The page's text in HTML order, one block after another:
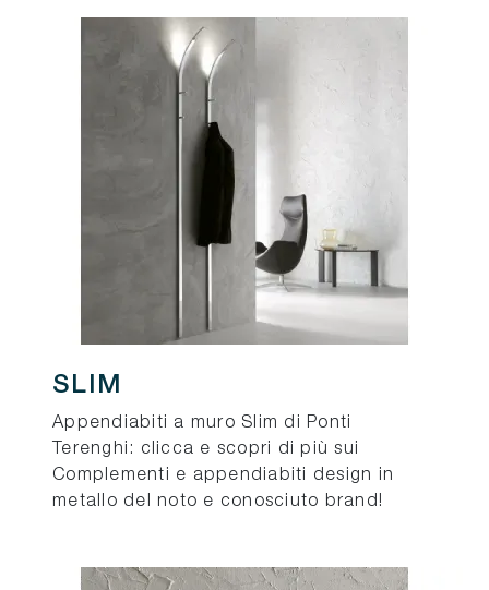
SLIM
Appendiabiti a muro Slim di Ponti
Terenghi: clicca e scopri di più sui
Complementi e appendiabiti design in
metallo del noto e conosciuto brand!